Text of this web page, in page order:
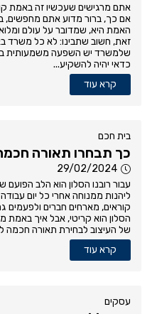
אתם מרגישים שעכשיו זה באמת
אם כך, ברור מדוע אתם מחפשים,
האמת היא, שמדובר על עולם
זאת, חשוב שתבינו: לא כל משרד
שלמשרד יש השפעה משמעותית
כדאי יהיה להשקיע...
קרא עוד
בית חכם
כך תבחרו תאורה
29/02/2024
עבור רובנו הסלון הוא הלב
ליהנות ממנוחה אחרי כל יום
קוראים, מארחים חברים ולפעמים
הסלון הוא קריטי, אבל איך
של העיצוב לבחירת תאורה חכמה
קרא עוד
עסקים